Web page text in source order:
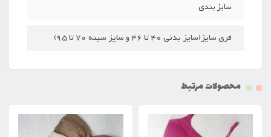
سایز بندی
فری سایز(سایز بدنی 40 تا 46 و سایز سینه 70 تا 95)
محصولات مرتبط